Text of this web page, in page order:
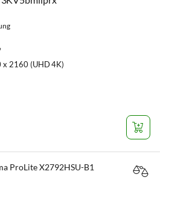
x 2160 (UHD 4K)